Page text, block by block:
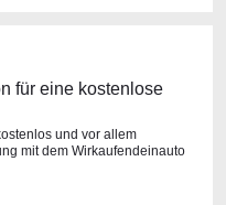
für eine kostenlose
und vor allem
mit dem Wirkaufendeinauto